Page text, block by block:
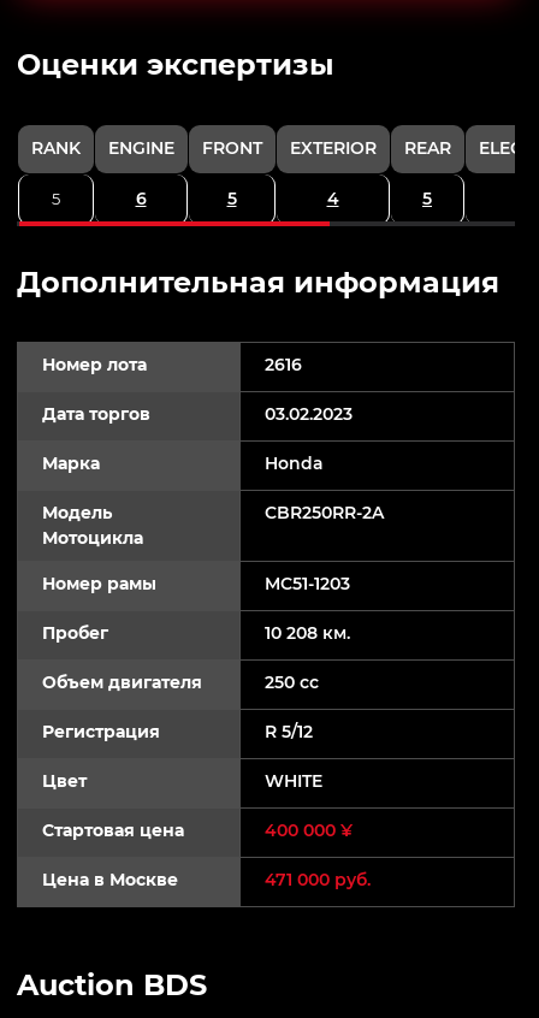
Oценки экспертизы
RANK ENGINE FRONT EXTERIOR REAR
5 6 5 4 5
Дополнительная информация
Номер лота 2616
Дата торгов 03.02.2023
Марка Honda
Модель
Мотоцикла
CBR250RR-2A
Номер рамы MC51-1203
Пробег 10 208 км.
Объем двигателя 250 cc
Регистрация R 5/12
Цвет WHITE
Стартовая цена 400 000 ¥
Цена в Москве 471 000 руб.
Auction BDS